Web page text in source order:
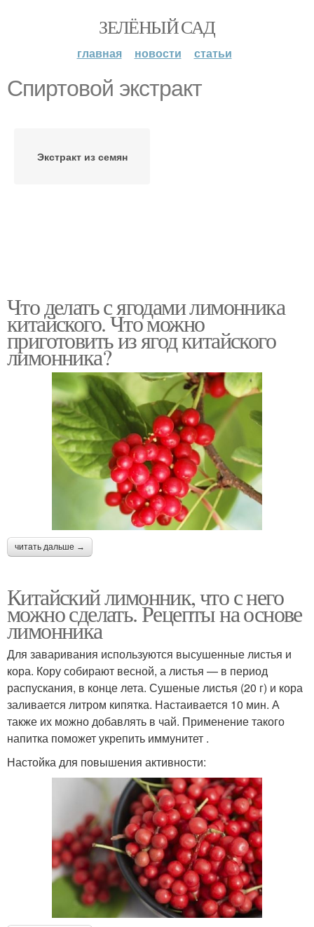
ЗЕЛЁНЫЙ САД
главная новости статьи
Спиртовой экстракт
Экстракт из семян
Что делать с ягодами лимонника
китайского. Что можно
приготовить из ягод китайского
лимонника?
читать дальше →
Китайский лимонник, что с него
можно сделать. Рецепты на основе
лимонника
Для заваривания используются высушенные листья и
кора. Кору собирают весной, а листья — в период
распускания, в конце лета. Сушеные листья (20 г) и кора
заливается литром кипятка. Настаивается 10 мин. А
также их можно добавлять в чай. Применение такого
напитка поможет укрепить иммунитет .
Настойка для повышения активности: